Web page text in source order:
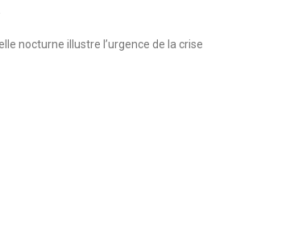
nocturne illustre l’urgence de la crise